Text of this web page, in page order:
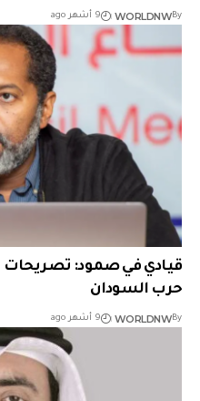
By
WORLDNW 9 أشهر ago
قيادي في صمود: تصريحات
حرب السودان
By
WORLDNW 9 أشهر ago